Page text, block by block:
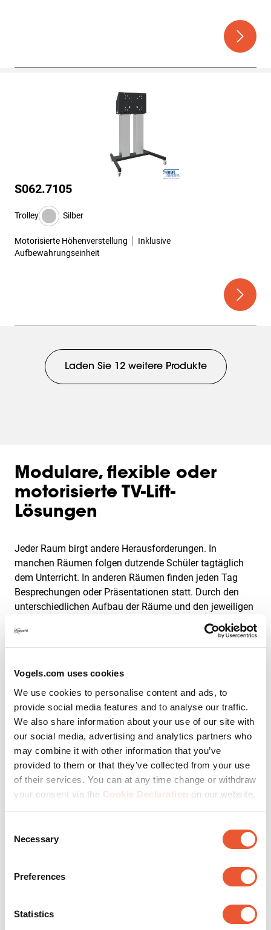
Vogels.com uses cookies
We use cookies to personalise content and ads, to
provide social media features and to analyse our traffic.
We also share information about your use of our site with
our social media, advertising and analytics partners who
may combine it with other information that you’ve
provided to them or that they’ve collected from your use
of their services. You can at any time change or withdraw
your consent via the Cookie Declaration on our website.
Selection
Necessary
Preferences
Statistics
S062.7105
Trolley Silber
Motorisierte Höhenverstellung
Inklusive
Aufbewahrungseinheit
Laden Sie 12 weitere Produkte
Modulare, flexible oder
motorisierte TV-Lift-
Lösungen
Jeder Raum birgt andere Herausforderungen. In
manchen Räumen folgen dutzende Schüler tagtäglich
dem Unterricht. In anderen Räumen finden jeden Tag
Besprechungen oder Präsentationen statt. Durch den
unterschiedlichen Aufbau der Räume und den jeweiligen
Verwendungszweck bedarf es sehr individuellen
Lösungsansätzen für die Montage von Bildschirmen. Wir
bieten eine passende Konfiguration für jede Situation.
auf diese Anforderungen. Bietet der Raum viel freie
Fläche, so bietet sich eventuell eine fest verankerte
Bodenhalterung für das Display an.
In anderen Räumen wie beispielsweise Klassenzimmern
ist dies möglicherweise nicht der Fall. Um Platz zu
sparen, können Bildschirme beispielsweise per
Deckenhalterung oder Wandhalterung angebracht
werden. Möchten Sie eine mobile Lösung wie zum
Lösung für Sie auf Lager. Mit unserem TV Trolley auf
Rollen können Sie Ihren Fernseher schnell und einfach
der eigenen 4 Wände installieren, aber sorgen sich um